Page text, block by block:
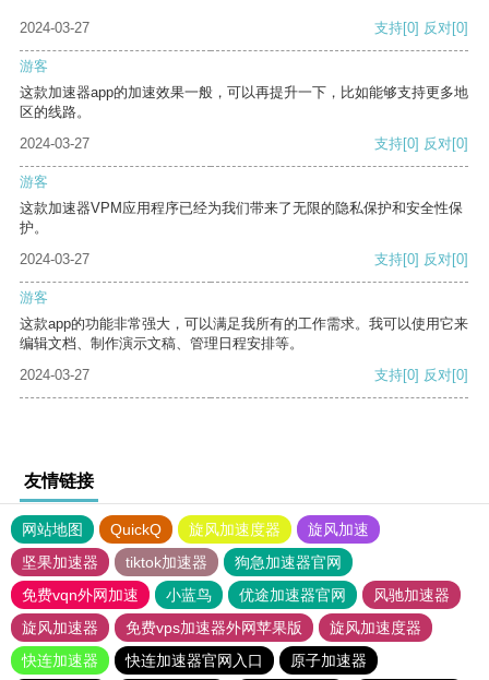
2024-03-27 支持[0] 反对[0]
游客
这款加速器app的加速效果一般，可以再提升一下，比如能够支持更多地
区的线路。
2024-03-27
支持[0] 反对[0]
游客
这款加速器VPM应用程序已经为我们带来了无限的隐私保护和安全性保
护。
2024-03-27
支持[0] 反对[0]
游客
这款app的功能非常强大，可以满足我所有的工作需求。我可以使用它来
编辑文档、制作演示文稿、管理日程安排等。
2024-03-27
支持[0] 反对[0]
友情链接
网站地图 QuickQ 旋风加速度器
旋风加速
坚果加速器
tiktok加速器
狗急加速器官网
免费vqn外网加速
小蓝鸟 优途加速器官网
风驰加速器
旋风加速器
免费vps加速器外网苹果版
旋风加速度器
快连加速器
快连加速器官网入口 原子加速器